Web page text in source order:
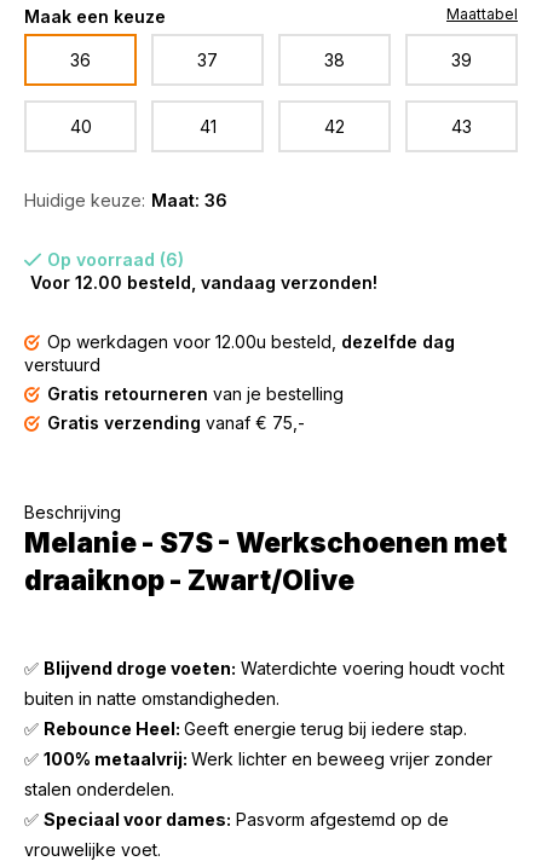
Maak een keuze
36 37 38 39
40 41 42 43
Huidige keuze: Maat: 36
Maattabel
Op voorraad (6)
Voor 12.00 besteld, vandaag verzonden!
Op werkdagen voor 12.00u besteld, dezelfde dag
verstuurd
Gratis retourneren van je bestelling
Gratis verzending vanaf € 75,-
Beschrijving
Melanie - S7S - Werkschoenen met
draaiknop - Zwart/Olive
✅ Blijvend droge voeten: Waterdichte voering houdt vocht
buiten in natte omstandigheden.
✅ Rebounce Heel: Geeft energie terug bij iedere stap.
✅ 100% metaalvrij: Werk lichter en beweeg vrijer zonder
stalen onderdelen.
✅ Speciaal voor dames: Pasvorm afgestemd op de
vrouwelijke voet.